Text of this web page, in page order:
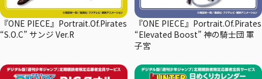
『ONE PIECE』Portrait.Of.Pirates
“S.O.C” サンジ Ver.R
『ONE PIECE』Portrait.Of.Pirates
“Elevated Boost” 神の騎士団 軍
子宮